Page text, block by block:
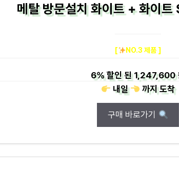
메탈 방문설치 화이트 + 화이
[ NO.3 제품 ]
6%할인 된1,247,600
내일
까지도착
구매 바로가기